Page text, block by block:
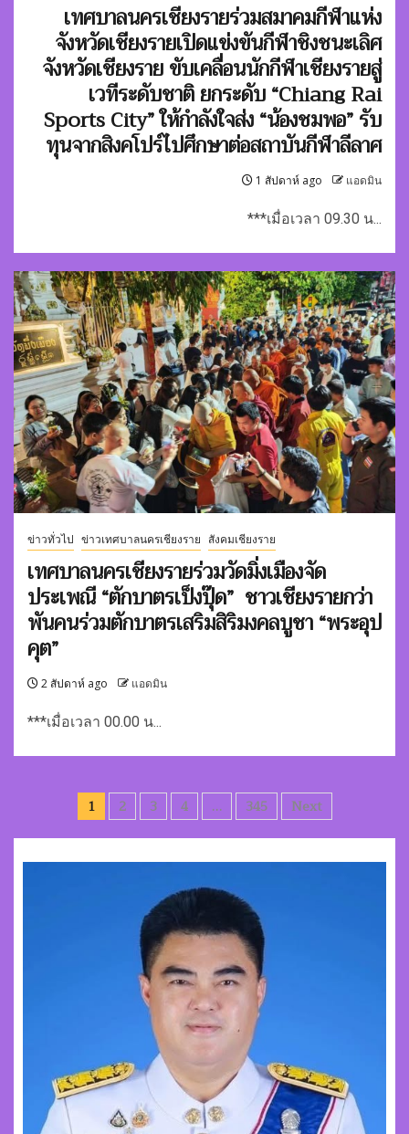
เทศบาลนครเชียงรายร่วมสมาคมกีฬาแห่ง
จังหวัดเชียงรายเปิดแข่งขันกีฬาชิงชนะเลิศ
จังหวัดเชียงราย ขับเคลื่อนนักกีฬาเชียงรายสู่
เวทีระดับชาติ ยกระดับ “Chiang Rai
Sports City” ให้กำลังใจส่ง “น้องชมพอ” รับ
ทุนจากสิงคโปร์ไปศึกษาต่อสถาบันกีฬาลีลาศ
1 สัปดาห์ ago แอดมิน
***เมื่อเวลา 09.30 น...
ข่าวทั่วไป ข่าวเทศบาลนครเชียงราย สังคมเชียงราย
เทศบาลนครเชียงรายร่วมวัดมิ่งเมืองจัด
ประเพณี “ตักบาตรเป็งปุ๊ด” ชาวเชียงรายกว่า
พันคนร่วมตักบาตรเสริมสิริมงคลบูชา “พระอุป
คุต”
2 สัปดาห์ ago แอดมิน
***เมื่อเวลา 00.00 น...
Posts
pagination
1 2 3 4 … 345 Next